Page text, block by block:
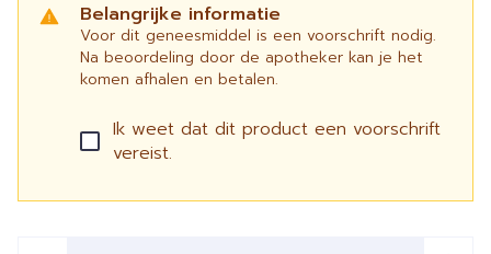
Belangrijke informatie
Voor dit geneesmiddel is een voorschrift nodig.
Na beoordeling door de apotheker kan je het
komen afhalen en betalen.
Ik weet dat dit product een voorschrift
vereist.